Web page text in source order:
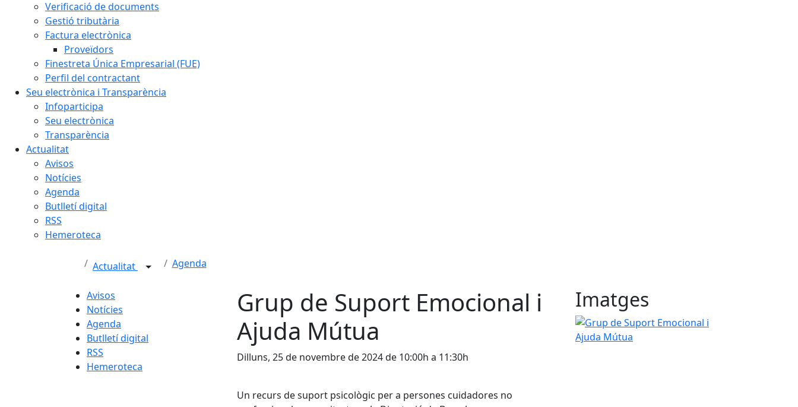
Verificació de documents
Gestió tributària
Factura electrònica
Proveïdors
Finestreta Única Empresarial (FUE)
Perfil del contractant
Seu electrònica i Transparència
Infoparticipa
Seu electrònica
Transparència
Actualitat
Avisos
Notícies
Agenda
Butlletí digital
RSS
Hemeroteca
Actualitat Agenda
Avisos
Notícies
Agenda
Butlletí digital
RSS
Hemeroteca
Grup de Suport Emocional i
Ajuda Mútua
Dilluns, 25 de novembre de 2024 de 10:00h a 11:30h
Un recurs de suport psicològic per a persones cuidadores no
Imatges
Grup de Suport Emocional i Ajuda Mútua